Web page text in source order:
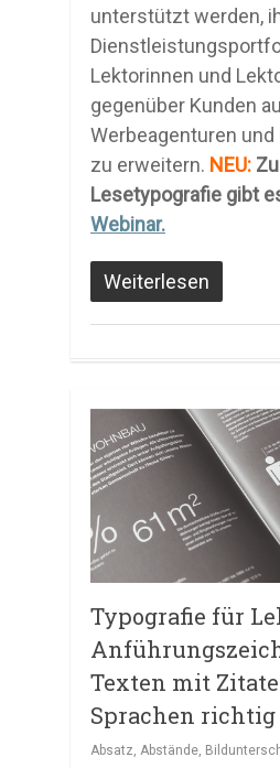
unterstützt werden,
Lektorinnen und
gegenüber Kunden
Werbeagenturen
zu erweitern. NEU:
Lesetypografie gibt
Webinar.
Weiterlesen
Typografie für
Texten mit
Sprachen richtig
Absatz, Abstände,